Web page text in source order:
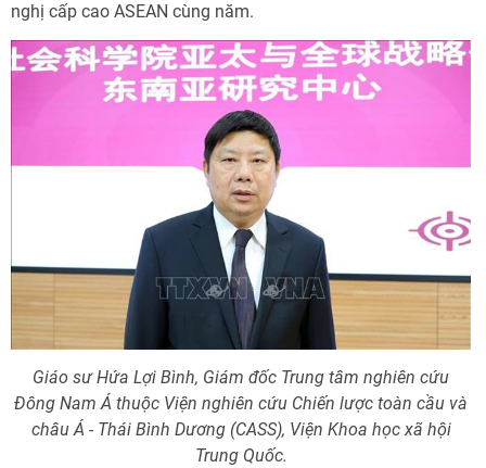
nghị cấp cao ASEAN cùng năm.
Giáo sư Hứa Lợi Bình, Giám đốc Trung tâm nghiên cứu
Đông Nam Á thuộc Viện nghiên cứu Chiến lược toàn cầu và
châu Á - Thái Bình Dương (CASS), Viện Khoa học xã hội
Trung Quốc.